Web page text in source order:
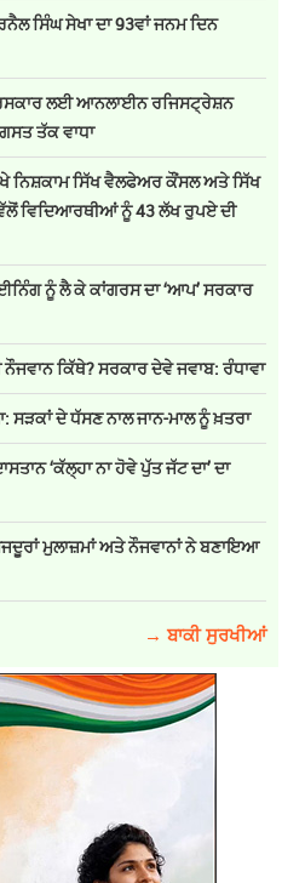
ਸਿੰਘ ਸੇਖਾ ਦਾ 93ਵਾਂ ਜਨਮ ਦਿਨ
ਲਈ ਆਨਲਾਈਨ ਰਜਿਸਟ੍ਰੇਸ਼ਨ
ਤੱਕ ਵਾਧਾ
ਨਿਸ਼ਕਾਮ ਸਿੱਖ ਵੈਲਫੇਅਰ ਕੌਂਸਲ ਅਤੇ ਸਿੱਖ
ਵਿਦਿਆਰਥੀਆਂ ਨੂੰ 43 ਲੱਖ ਰੁਪਏ ਦੀ
ਨੂੰ ਲੈ ਕੇ ਕਾਂਗਰਸ ਦਾ ‘ਆਪ’ ਸਰਕਾਰ
ਕਿੱਥੇ? ਸਰਕਾਰ ਦੇਵੇ ਜਵਾਬ: ਰੰਧਾਵਾ
ਦੇ ਧੱਸਣ ਨਾਲ ਜਾਨ-ਮਾਲ ਨੂੰ ਖ਼ਤਰਾ
‘ਕੱਲ੍ਹਾ ਨਾ ਹੋਵੇ ਪੁੱਤ ਜੱਟ ਦਾ’ ਦਾ
ਮੁਲਾਜ਼ਮਾਂ ਅਤੇ ਨੌਜਵਾਨਾਂ ਨੇ ਬਣਾਇਆ
→ ਬਾਕੀ ਸੁਰਖੀਆਂ